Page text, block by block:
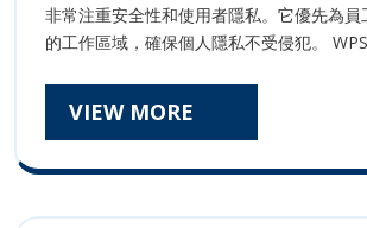
非常注重安全性和使用者隱私。它優先為員
的工作區域，確保個人隱私不受侵犯。
VIEW MORE
MORE